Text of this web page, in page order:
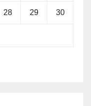
28 29 30